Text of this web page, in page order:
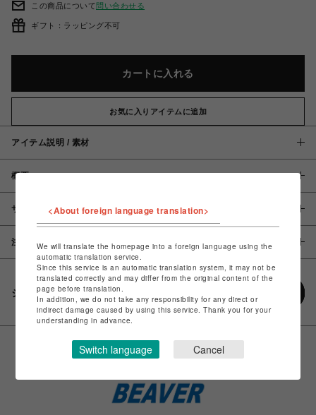
この商品について問い合わせる
ギフト：ラッピング不可
カートに入れる
お気に入りアイテムに追加
アイテム説明 / 素材
概要
サイズ
注意事項
シェアする
<About foreign language translation>
We will translate the homepage into a foreign language using the
automatic translation service.
Since this service is an automatic translation system, it may not be
translated correctly and may differ from the original content of the
page before translation.
In addition, we do not take any responsibility for any direct or
indirect damage caused by using this service. Thank you for your
understanding in advance.
Switch language Cancel